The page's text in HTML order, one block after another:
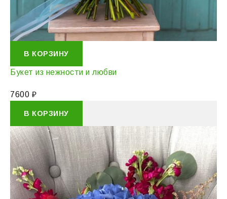
В КОРЗИНУ
Букет из нежности и любви
7600 ₽
В КОРЗИНУ